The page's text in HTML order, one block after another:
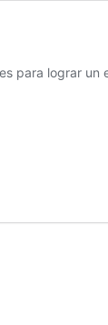
para lograr un